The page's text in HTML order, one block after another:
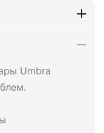
Umbra